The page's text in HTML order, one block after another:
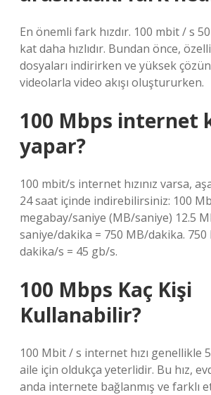
En önemli fark hızdır. 100 mbit / s
kat daha hızlıdır. Bundan önce,
dosyaları indirirken ve yüksek
videolarla video akışı oluştururken.
100 Mbps internet
yapar?
100 mbit/s internet hızınız varsa,
24 saat içinde indirebilirsiniz: 100
megabay/saniye (MB/saniye) 12.5
saniye/dakika = 750 MB/dakika.
dakika/s = 45 gb/s.
100 Mbps Kaç Kişi
Kullanabilir?
100 Mbit / s internet hızı genellikle
aile için oldukça yeterlidir. Bu hız,
anda internete bağlanmış ve farklı